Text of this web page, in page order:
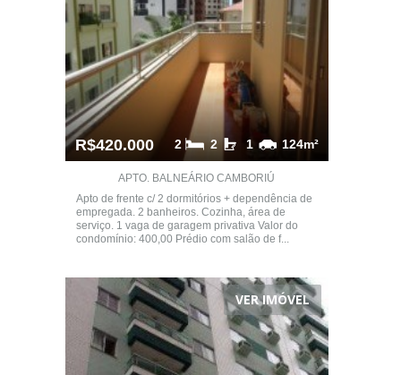
R$420.000 124m²
1
2
2
APTO. BALNEÁRIO CAMBORIÚ
Apto de frente c/ 2 dormitórios + dependência de
empregada. 2 banheiros. Cozinha, área de
serviço. 1 vaga de garagem privativa Valor do
condomínio: 400,00 Prédio com salão de f...
VER IMÓVEL